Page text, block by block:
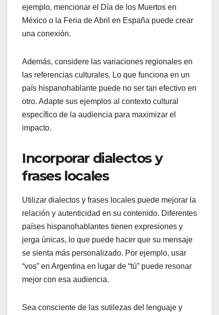
ejemplo, mencionar el Día de los Muertos en
México o la Feria de Abril en España puede crear
una conexión.
Además, considere las variaciones regionales en
las referencias culturales. Lo que funciona en un
país hispanohablante puede no ser tan efectivo en
otro. Adapte sus ejemplos al contexto cultural
específico de la audiencia para maximizar el
impacto.
Incorporar dialectos y
frases locales
Utilizar dialectos y frases locales puede mejorar la
relación y autenticidad en su contenido. Diferentes
países hispanohablantes tienen expresiones y
jerga únicas, lo que puede hacer que su mensaje
se sienta más personalizado. Por ejemplo, usar
“vos” en Argentina en lugar de “tú” puede resonar
mejor con esa audiencia.
Sea consciente de las sutilezas del lenguaje y